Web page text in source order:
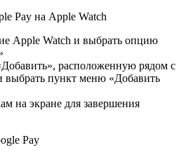
Pay на Apple Watch
Apple Watch и выбрать опцию
расположенную рядом с
выбрать пункт меню «Добавить
на экране для завершения
Pay